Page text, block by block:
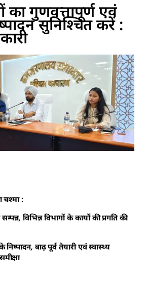
का गुणवत्तापूर्ण एवं
सुनिश्चित करें :
चश्मा :
विभिन्न विभागों के कार्यों की प्रगति की
बाढ़ पूर्व तैयारी एवं स्वास्थ्य